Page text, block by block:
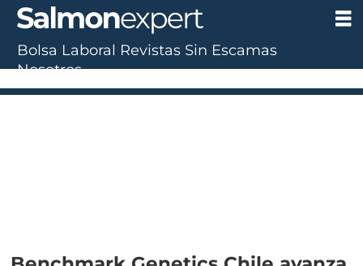
Bolsa Laboral Revistas Sin Escamas
Nosotros